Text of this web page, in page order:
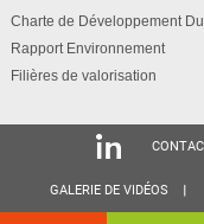
Charte de Développement
Rapport Environnement
Filières de valorisation
GALERIE DE VIDÉOS